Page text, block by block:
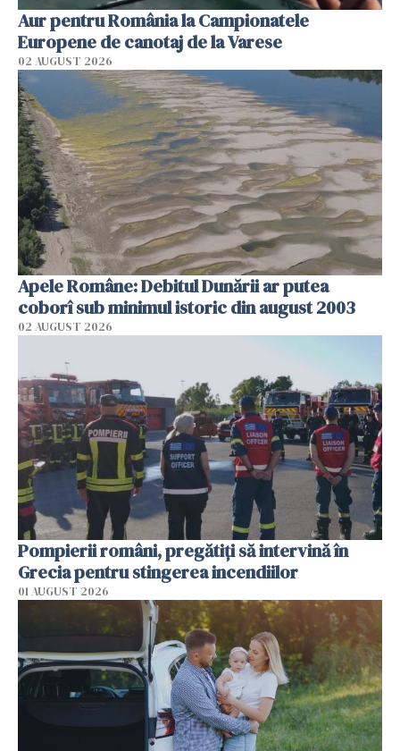
Aur pentru România la Campionatele
Europene de canotaj de la Varese
02 AUGUST 2026
Apele Române: Debitul Dunării ar putea
coborî sub minimul istoric din august 2003
02 AUGUST 2026
Pompierii români, pregătiţi să intervină în
Grecia pentru stingerea incendiilor
01 AUGUST 2026